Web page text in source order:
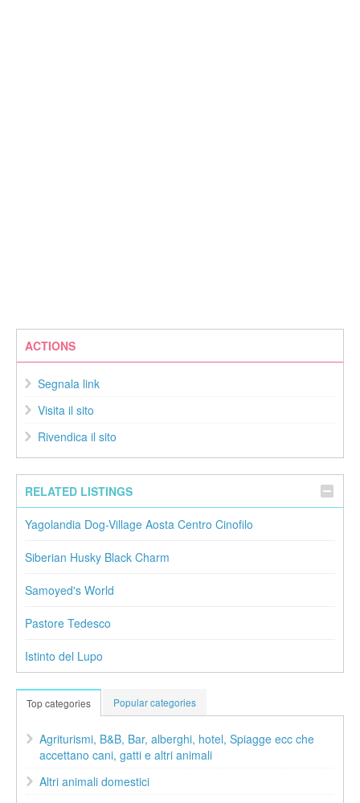
ACTIONS
Segnala link
Visita il sito
Rivendica il sito
RELATED LISTINGS
Yagolandia Dog-Village Aosta Centro Cinofilo
Siberian Husky Black Charm
Samoyed's World
Pastore Tedesco
Istinto del Lupo
Top categories Popular categories
Agriturismi, B&B, Bar, alberghi, hotel, Spiagge ecc che
accettano cani, gatti e altri animali
Altri animali domestici